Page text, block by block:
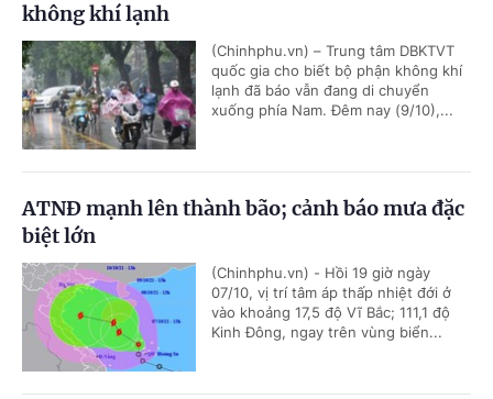
không khí lạnh
(Chinhphu.vn) – Trung tâm DBKTVT
quốc gia cho biết bộ phận không khí
lạnh đã báo vẫn đang di chuyển
xuống phía Nam. Đêm nay (9/10),...
ATNĐ mạnh lên thành bão; cảnh báo mưa đặc
biệt lớn
(Chinhphu.vn) - Hồi 19 giờ ngày
07/10, vị trí tâm áp thấp nhiệt đới ở
vào khoảng 17,5 độ Vĩ Bắc; 111,1 độ
Kinh Đông, ngay trên vùng biển...